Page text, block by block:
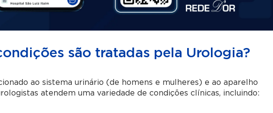
são tratadas pela Urologia?
ao sistema urinário (de homens e mulheres) e ao aparelho
atendem uma variedade de condições clínicas, incluindo: